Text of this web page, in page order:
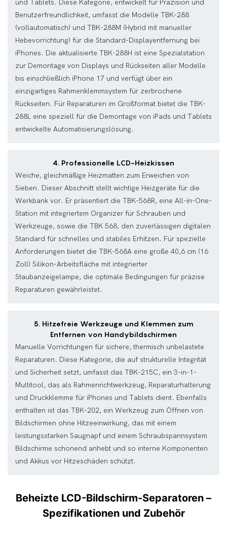
und Tablets. Diese Kategorie, entwickelt für Präzision und
Benutzerfreundlichkeit, umfasst die Modelle TBK-288
(vollautomatisch) und TBK-288M (Hybrid mit manueller
Hebevorrichtung) für die Standard-Displayentfernung bei
iPhones. Die aktualisierte TBK-288H ist eine Spezialstation
zur Demontage von Displays und Rückseiten aller Modelle
bis einschließlich iPhone 17 und verfügt über ein
einzigartiges Rahmenklemmsystem für zerbrochene
Rückseiten. Für Reparaturen im Großformat bietet die TBK-
288L eine speziell für die Demontage von iPads und Tablets
entwickelte Automatisierungslösung.
4. Professionelle LCD-Heizkissen
Weiche, gleichmäßige Heizmatten zum Erweichen von
Sieben. Dieser Abschnitt stellt wichtige Heizgeräte für die
Werkbank vor. Er präsentiert die TBK-568R, eine All-in-One-
Station mit integriertem Organizer für Schrauben und
Werkzeuge, sowie die TBK 568, den zuverlässigen digitalen
Standard für schnelles und stabiles Erhitzen. Für spezielle
Anforderungen bietet die TBK-568A eine große 40,6 cm (16
Zoll) Silikon-Arbeitsfläche mit integrierter
Staubanzeigelampe, die optimale Bedingungen für präzise
Reparaturen gewährleistet.
5. Hitzefreie Werkzeuge und Klemmen zum
Entfernen von Handybildschirmen
Manuelle Vorrichtungen für sichere, thermisch unbelastete
Reparaturen. Diese Kategorie, die auf strukturelle Integrität
und Sicherheit setzt, umfasst das TBK-215C, ein 3-in-1-
Multitool, das als Rahmenrichtwerkzeug, Reparaturhalterung
und Druckklemme für iPhones und Tablets dient. Ebenfalls
enthalten ist das TBK-202, ein Werkzeug zum Öffnen von
Bildschirmen ohne Hitzeeinwirkung, das mit einem
leistungsstarken Saugnapf und einem Schraubspannsystem
Bildschirme schonend anhebt und so interne Komponenten
und Akkus vor Hitzeschäden schützt.
Beheizte LCD-Bildschirm-Separatoren –
Spezifikationen und Zubehör